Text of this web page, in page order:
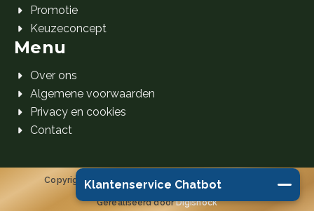
Promotie
Keuzeconcept
Menu
Over ons
Algemene voorwaarden
Privacy en cookies
Contact
Copyright 2026 Global Gift Group B.V. © Alle rechten
voorbehouden.
Gerealiseerd doorDigishock
Klantenservice Chatbot